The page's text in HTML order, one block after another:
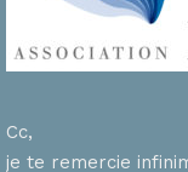
Cc,
je te remercie